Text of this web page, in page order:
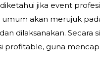
jika event
umum akan merujuk
dilaksanakan. Secara
profitable, guna